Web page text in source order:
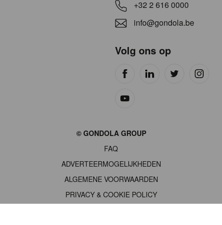
+32 2 616 0000
info@gondola.be
Volg ons op
© GONDOLA GROUP
FAQ
ADVERTEERMOGELIJKHEDEN
ALGEMENE VOORWAARDEN
PRIVACY & COOKIE POLICY